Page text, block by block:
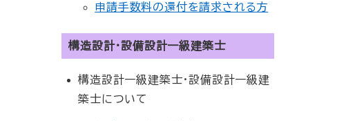
申請手数料の還付を請求される方
構造設計・設備設計一級建築士
構造設計一級建築士・設備設計一級建
築士について